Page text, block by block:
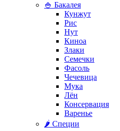
🍚 Бакалея
Кунжут
Рис
Нут
Киноа
Злаки
Семечки
Фасоль
Чечевица
Мука
Лён
Консервация
Варенье
🌶️ Специи